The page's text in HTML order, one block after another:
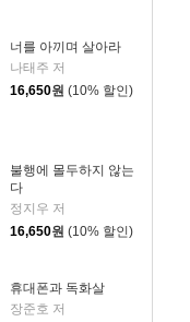
너를 아끼며 살아라
나태주 저
16,650원 (10% 할인)
불행에 몰두하지 않는
다
정지우 저
16,650원 (10% 할인)
휴대폰과 독화살
장준호 저